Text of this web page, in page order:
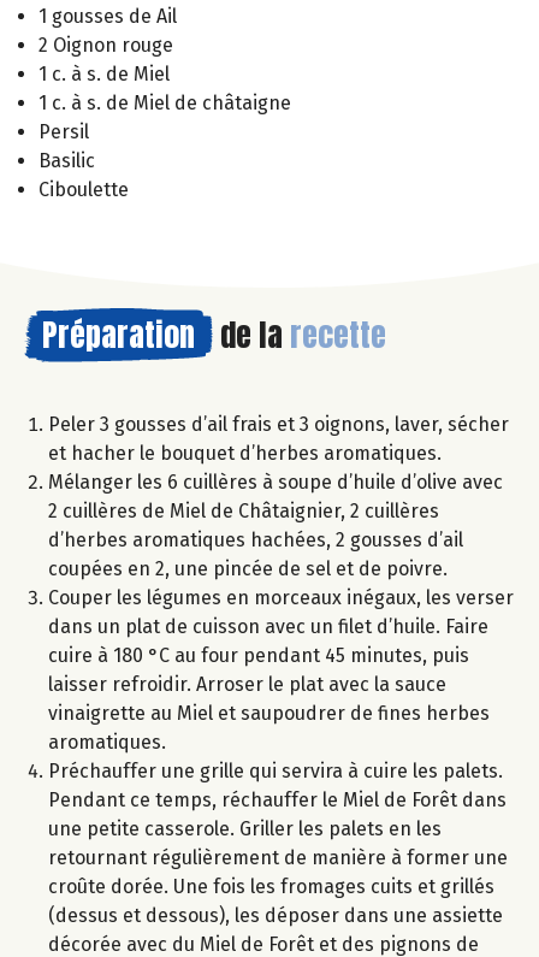
1 gousses de Ail
2 Oignon rouge
1 c. à s. de Miel
1 c. à s. de Miel de châtaigne
Persil
Basilic
Ciboulette
Préparation de la recette
Peler 3 gousses d’ail frais et 3 oignons, laver, sécher
et hacher le bouquet d’herbes aromatiques.
Mélanger les 6 cuillères à soupe d’huile d’olive avec
2 cuillères de Miel de Châtaignier, 2 cuillères
d’herbes aromatiques hachées, 2 gousses d’ail
coupées en 2, une pincée de sel et de poivre.
Couper les légumes en morceaux inégaux, les verser
dans un plat de cuisson avec un filet d’huile. Faire
cuire à 180 °C au four pendant 45 minutes, puis
laisser refroidir. Arroser le plat avec la sauce
vinaigrette au Miel et saupoudrer de fines herbes
aromatiques.
Préchauffer une grille qui servira à cuire les palets.
Pendant ce temps, réchauffer le Miel de Forêt dans
une petite casserole. Griller les palets en les
retournant régulièrement de manière à former une
croûte dorée. Une fois les fromages cuits et grillés
(dessus et dessous), les déposer dans une assiette
décorée avec du Miel de Forêt et des pignons de